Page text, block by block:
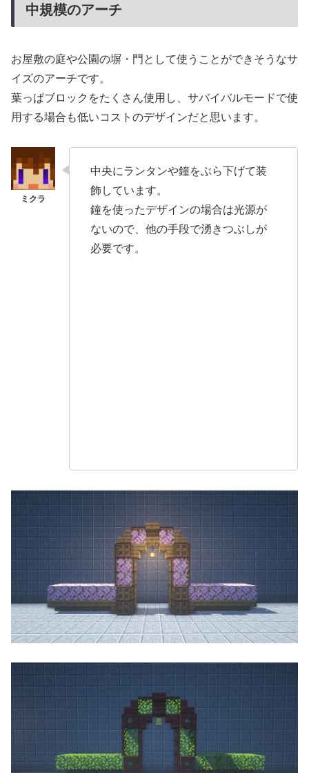
中規模のアーチ
お屋敷の庭や公園の塀・門として使うことができそうなサ
イズのアーチです。
葉っぱブロックをたくさん使用し、サバイバルモードで使
用する場合も低いコストのデザインだと思います。
中央にランタンや鐘をぶら下げて装
飾しています。
鐘を使ったデザインの場合は光源が
ないので、他の手段で湧きつぶしが
必要です。